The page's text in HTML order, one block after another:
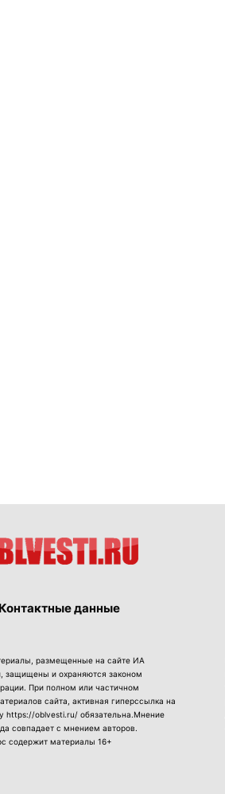
Контактные данные
размещенные на сайте ИА
защищены и охраняются законом
При полном или частичном
сайта, активная гиперссылка на
https://oblvesti.ru/ обязательна.Мнение
совпадает с мнением авторов.
содержит материалы 16+